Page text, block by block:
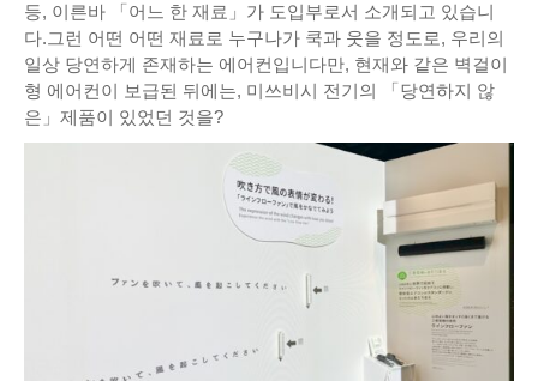
등, 이른바 「어느 한 재료」가 도입부로서 소개되고 있습니
다.그런 어떤 어떤 재료로 누구나가 쿡과 웃을 정도로, 우리의
일상 당연하게 존재하는 에어컨입니다만, 현재와 같은 벽걸이
형 에어컨이 보급된 뒤에는, 미쓰비시 전기의 「당연하지 않
은」제품이 있었던 것을?